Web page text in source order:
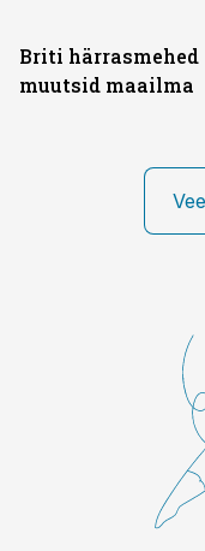
Briti härrasmehed
muutsid maailma